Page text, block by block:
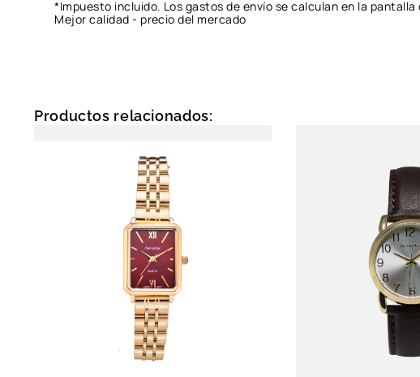
*Impuesto incluido. Los gastos de envío se calculan en la pantalla
Mejor calidad - precio del mercado
Productos relacionados: